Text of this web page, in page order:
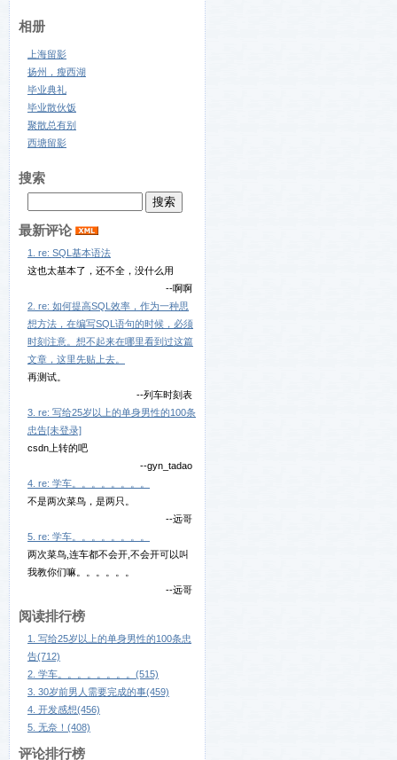
相册
上海留影
扬州，瘦西湖
毕业典礼
毕业散伙饭
聚散总有别
西塘留影
搜索
最新评论
1. re: SQL基本语法
这也太基本了，还不全，没什么用
--啊啊
2. re: 如何提高SQL效率，作为一种思
想方法，在编写SQL语句的时候，必须
时刻注意。想不起来在哪里看到过这篇
文章，这里先贴上去。
再测试。
--列车时刻表
3. re: 写给25岁以上的单身男性的100条
忠告[未登录]
csdn上转的吧
--gyn_tadao
4. re: 学车。。。。。。。。
不是两次菜鸟，是两只。
--远哥
5. re: 学车。。。。。。。。
两次菜鸟,连车都不会开,不会开可以叫
我教你们嘛。。。。。。
--远哥
阅读排行榜
1. 写给25岁以上的单身男性的100条忠
告(712)
2. 学车。。。。。。。。(515)
3. 30岁前男人需要完成的事(459)
4. 开发感想(456)
5. 无奈！(408)
评论排行榜